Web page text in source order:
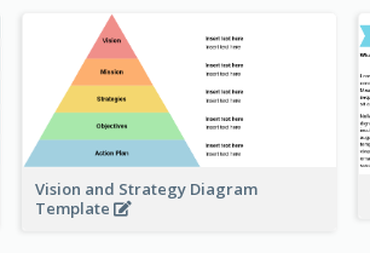
Vision and Strategy Diagram
Template